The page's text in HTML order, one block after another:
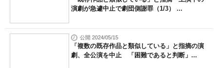
演劇が急遽中止で劇団側謝罪（1/3） ...
公開 2024/05/15
「複数の既存作品と類似している」と指摘の演
劇、全公演を中止 「困難であると判断」...